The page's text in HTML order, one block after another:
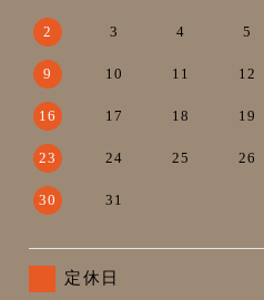
2 3 4 5
9 10 11 12
16 17 18 19
23 24 25 26
30 31
定休日